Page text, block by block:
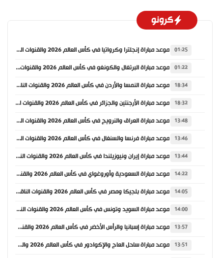
كرونو
01:25 موعد مباراة إنجلترا وكرواتيا في كأس العالم 2026 والقنوات الناقلة
01:22 موعد مباراة البرتغال والكونغو في كأس العالم 2026 والقنوات الناقلة
18:34 موعد مباراة النمسا والأردن في كأس العالم 2026 والقنوات الناقلة
18:32 موعد مباراة الأرجنتين والجزائر في كأس العالم 2026 والقنوات الناقلة
13:48 موعد مباراة العراق والنرويج في كأس العالم 2026 والقنوات الناقلة
13:46 موعد مباراة فرنسا والسنغال في كأس العالم 2026 والقنوات الناقلة
13:44 موعد مباراة إيران ونيوزيلندا في كأس العالم 2026 والقنوات الناقلة
14:22 موعد مباراة السعودية وأوروغواي في كأس العالم 2026 والقنوات الناقلة
14:05 موعد مباراة بلجيكا ومصر في كأس العالم 2026 والقنوات الناقلة
14:00 موعد مباراة السويد وتونس في كأس العالم 2026 والقنوات الناقلة
13:57 موعد مباراة إسبانيا والرأس الأخضر في كأس العالم 2026 والقنوات الناقلة
13:51 موعد مباراة ساحل العاج والإكوادور في كأس العالم 2026 والقنوات الناقلة